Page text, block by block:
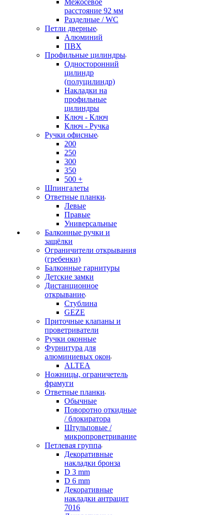
Межосевое
расстояние 92 мм
Разделные / WC
Петли дверные
Алюминий
ПВХ
Профильные цилиндры
Односторонний
цилиндр
(полуцилиндр)
Накладки на
профильные
цилиндры
Ключ - Ключ
Ключ - Ручка
Ручки офисные
200
250
300
350
500 +
Шпингалеты
Ответные планки
Левые
Правые
Универсальные
Балконные ручки и
защёлки
Ограничители открывания
(гребенки)
Балконные гарнитуры
Детские замки
Дистанционное
открывание
Стублина
GEZE
Приточные клапаны и
проветриватели
Ручки оконные
Фурнитура для
алюминиевых окон
ALTEA
Ножницы, ограничетель
фрамуги
Ответные планки
Обычные
Поворотно откидные
/ блокиратора
Штульповые /
микропроветривание
Петлевая группа
Декоративные
накладки бронза
D 3 mm
D 6 mm
Декоративные
накладки антрацит
7016